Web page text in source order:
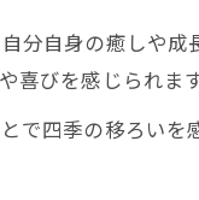
らす変化
立つ理由
プロセス
解消するコツ
分自身の癒しや
びを感じられます
で四季の移ろい